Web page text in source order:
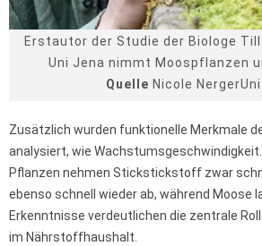
Erstautor der Studie der Biologe
Uni Jena nimmt Moospflanzen
Quelle Nicole
Zusätzlich wurden funktionelle Merkmale
analysiert, wie
Pflanzen nehmen Stickstickstoff zwar
ebenso schnell wieder ab, während Moose
Erkenntnisse verdeutlichen die zentrale
im Nährstoffhaushalt.